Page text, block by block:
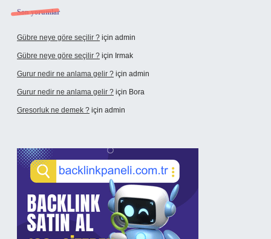
Son yorumlar
Gübre neye göre seçilir ? için admin
Gübre neye göre seçilir ? için Irmak
Gurur nedir ne anlama gelir ? için admin
Gurur nedir ne anlama gelir ? için Bora
Gresorluk ne demek ? için admin